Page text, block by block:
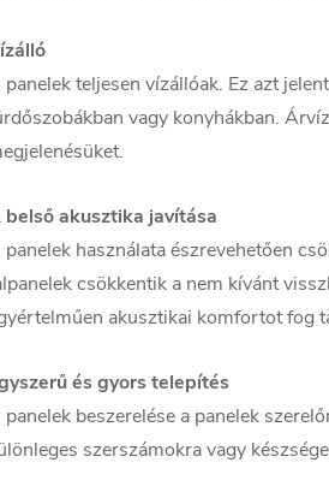
panelek teljesen vízállóak. Ez azt
vagy konyhákban.
belső akusztika javítása
panelek használata észrevehetően
csökkentik a nem kívánt
akusztikai komfortot fog
és gyors telepítés
panelek beszerelése a panelek
szerszámokra vagy